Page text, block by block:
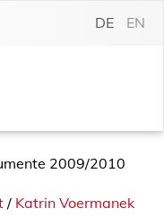
DE EN
2009/2010
/ Katrin Voermanek